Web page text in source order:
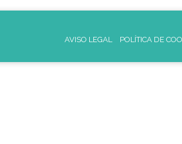
AVISO LEGAL POLÍTICA DE